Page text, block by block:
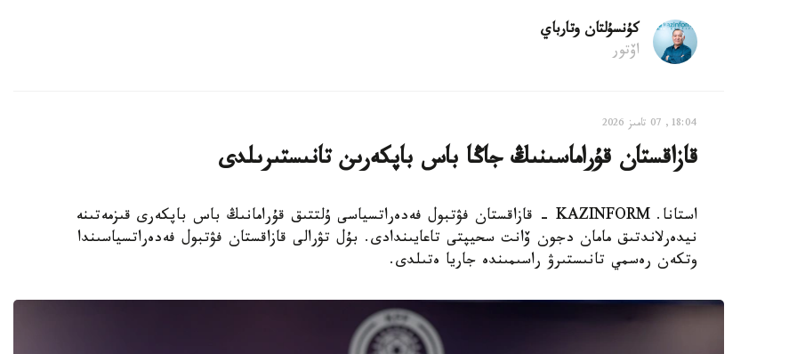
كۇنسۇلتان وتارباي
اۆتور
18:04, 07 تامىز 2026
قازاقستان قۇراماسىنىڭ جاڭا باس باپكەرىن تانىستىرىلدى
استانا. KAZINFORM - قازاقستان فۋتبول فەدەراتسياسى ۇلتتىق قۇرامانىڭ باس باپكەرى قىزمەتىنە
نيدەرلاندتىق مامان دجون ۆانت سحيپتى تاعايىندادى. بۇل تۋرالى قازاقستان فۋتبول فەدەراتسياسىندا
وتكەن رەسمي تانىستىرۋ راسىمىندە جاريا ەتىلدى.